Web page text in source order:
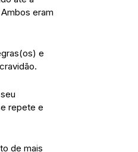
eram
e
repete e
de mais